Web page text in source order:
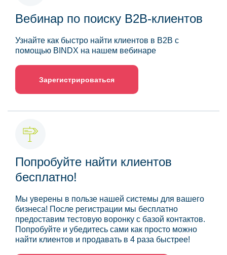
Вебинар по поиску B2B-клиентов
Узнайте как быстро найти клиентов в B2B с
помощью BINDX на нашем вебинаре
Зарегистрироваться
Попробуйте найти клиентов
бесплатно!
Мы уверены в пользе нашей системы для вашего
бизнеса! После регистрации мы бесплатно
предоставим тестовую воронку с базой контактов.
Попробуйте и убедитесь сами как просто можно
найти клиентов и продавать в 4 раза быстрее!